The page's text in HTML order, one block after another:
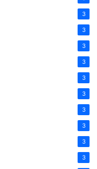
3
3
3
3
3
3
3
3
3
3